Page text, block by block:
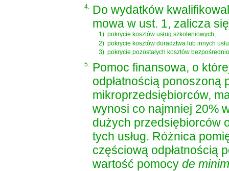
4. Do wydatków
mowa w ust. 1, zalicza
1) pokrycie kosztów usług szkoleniowych;
2) pokrycie kosztów doradztwa lub innych
3) pokrycie pozostałych kosztów
5.
Pomoc finansowa, o
odpłatnością
mikroprzedsiębiorców,
wynosi co najmniej 20%
dużych przedsiębiorców
tych usług. Różnica
częściową odpłatnością
wartość pomocy de